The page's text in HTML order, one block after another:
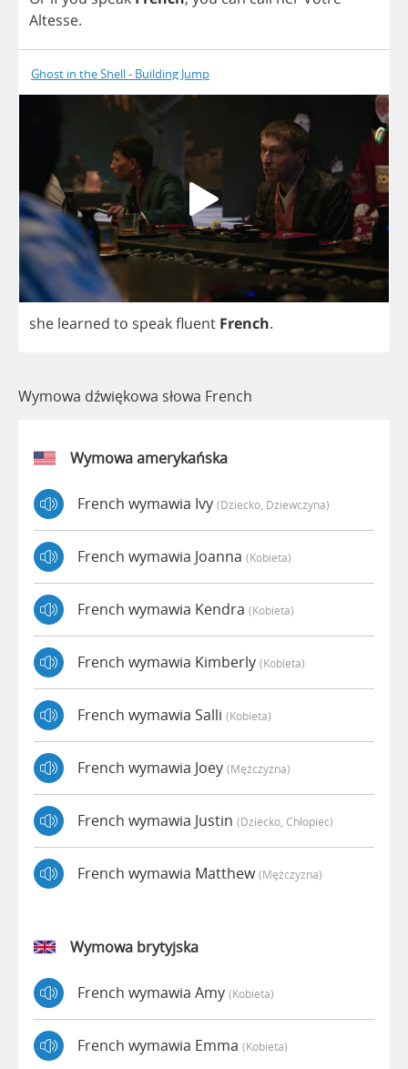
Altesse.
Ghost in the Shell - Building Jump
she learned to speakfluent French.
Wymowa dźwiękowa słowa French
Wymowa amerykańska
French wymawia Ivy (dziecko, Dziewczyna)
French wymawia Joanna (kobieta)
French wymawia Kendra (kobieta)
French wymawia Kimberly (kobieta)
French wymawia Salli (kobieta)
French wymawia Joey (mężczyzna)
French wymawia Justin (dziecko, Chłopiec)
French wymawia Matthew(mężczyzna)
Wymowa brytyjska
French wymawia Amy (kobieta)
French wymawia Emma (kobieta)